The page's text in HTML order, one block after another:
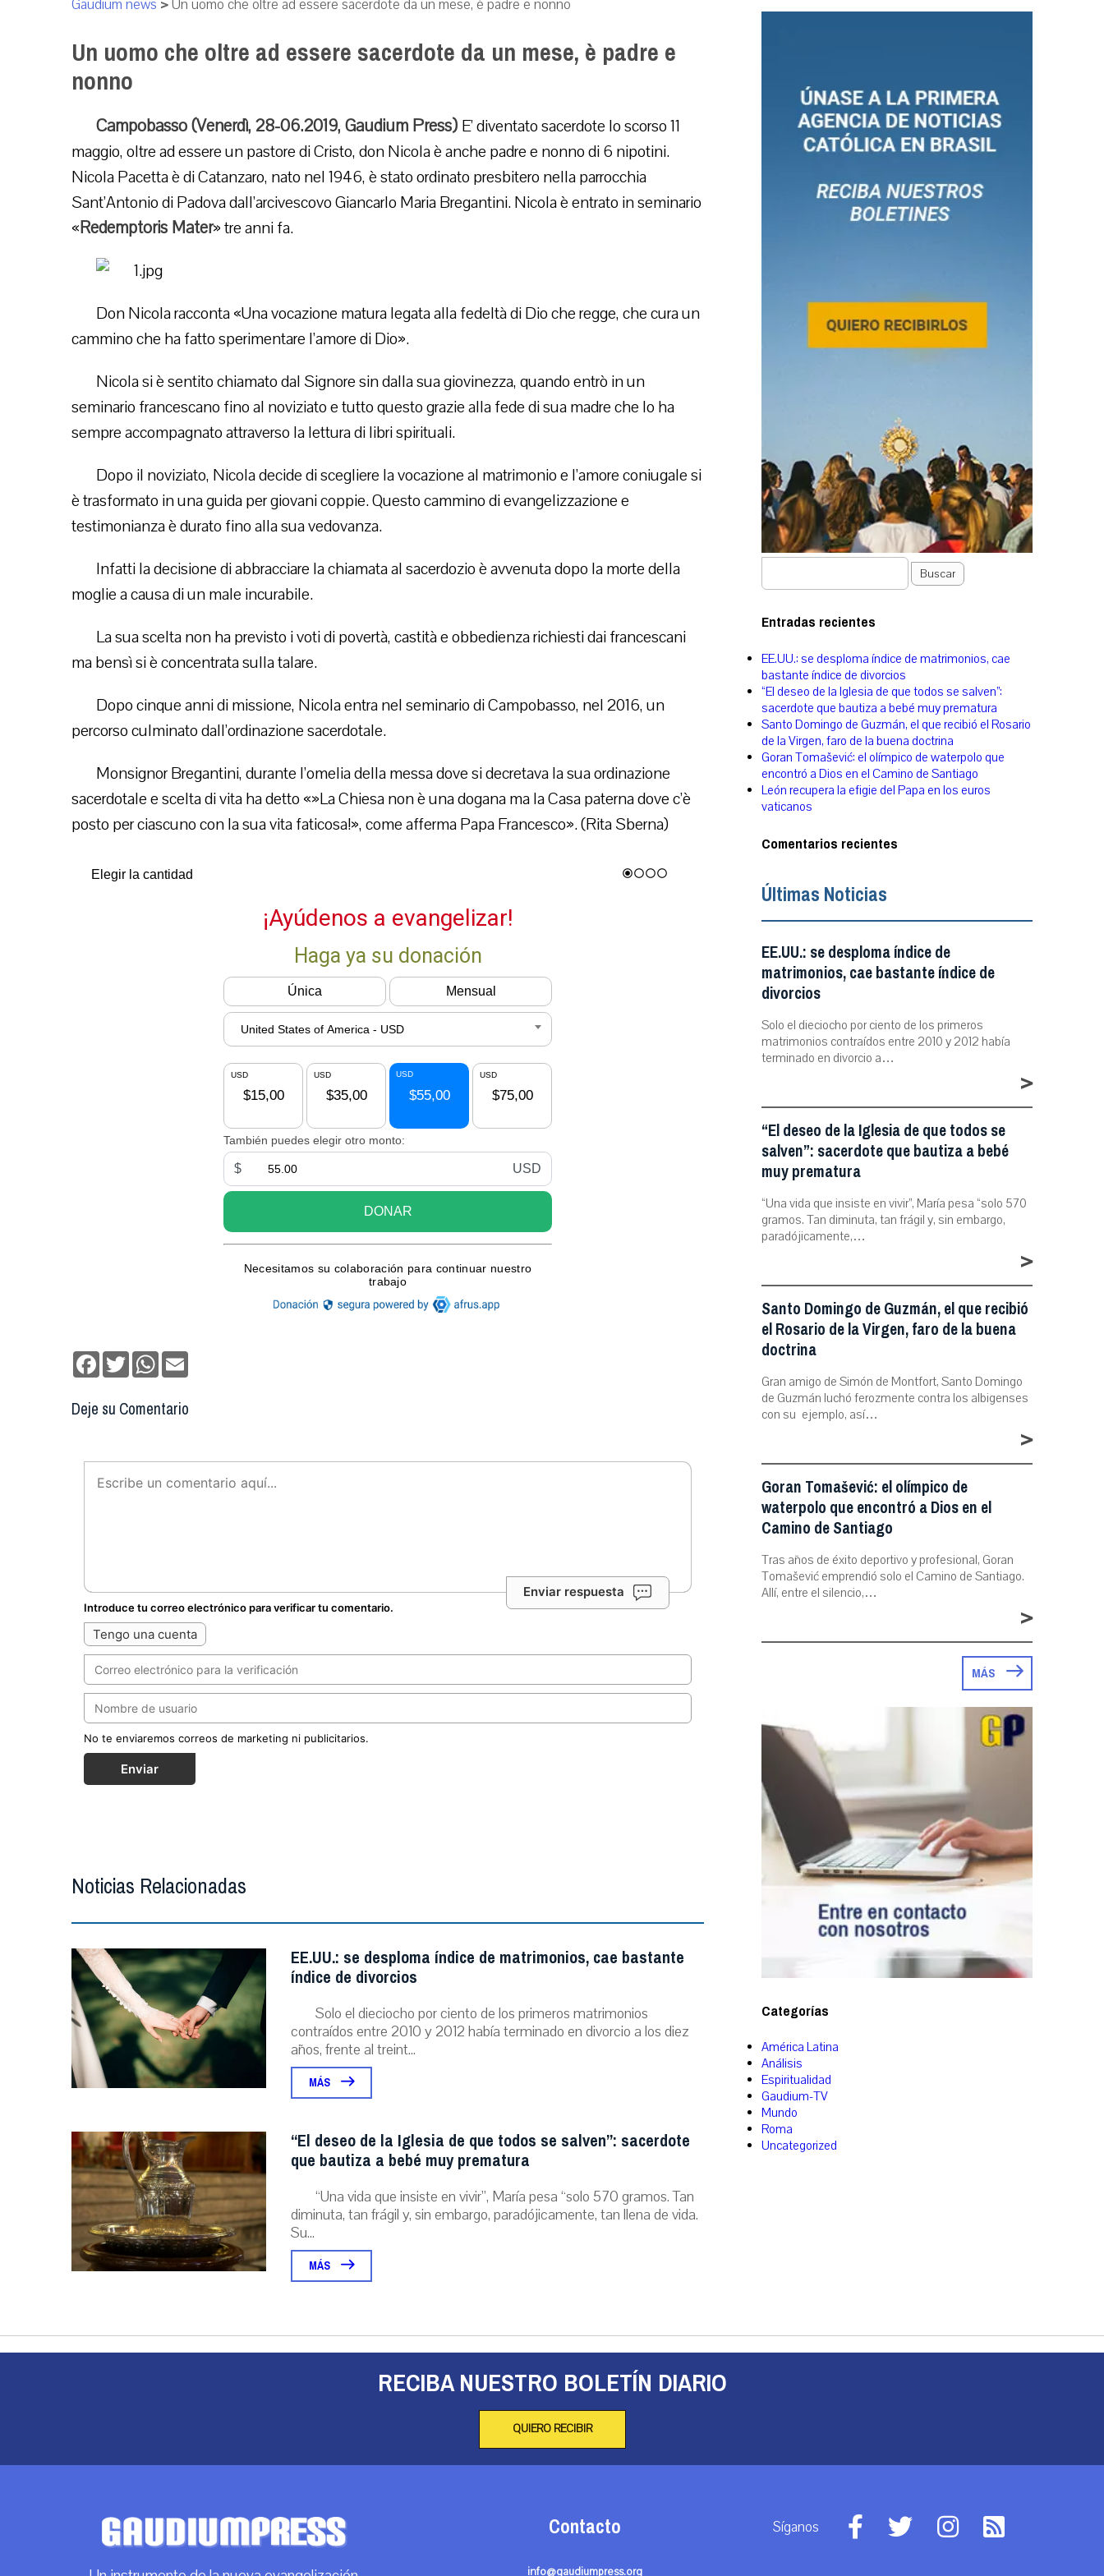
Gaudium news >Un uomo che oltre ad essere sacerdote da un mese, è padre e nonno
Un uomo che oltre ad essere sacerdote da un mese, è padre e
nonno
Campobasso (Venerdì, 28-06.2019, Gaudium Press) E’ diventato sacerdote lo scorso 11
maggio, oltre ad essere un pastore di Cristo, don Nicola è anche padre e nonno di 6 nipotini.
Nicola Pacetta è di Catanzaro, nato nel 1946, è stato ordinato presbitero nella parrocchia
Sant’Antonio di Padova dall’arcivescovo Giancarlo Maria Bregantini. Nicola è entrato in seminario
«Redemptoris Mater» tre anni fa.
Don Nicola racconta «Una vocazione matura legata alla fedeltà di Dio che regge, che cura un
cammino che ha fatto sperimentare l’amore di Dio».
Nicola si è sentito chiamato dal Signore sin dalla sua giovinezza, quando entrò in un
seminario francescano fino al noviziato e tutto questo grazie alla fede di sua madre che lo ha
sempre accompagnato attraverso la lettura di libri spirituali.
Dopo il noviziato, Nicola decide di scegliere la vocazione al matrimonio e l’amore coniugale si
è trasformato in una guida per giovani coppie. Questo cammino di evangelizzazione e
testimonianza è durato fino alla sua vedovanza.
Infatti la decisione di abbracciare la chiamata al sacerdozio è avvenuta dopo la morte della
moglie a causa di un male incurabile.
La sua scelta non ha previsto i voti di povertà, castità e obbedienza richiesti dai francescani
ma bensì si è concentrata sulla talare.
Dopo cinque anni di missione, Nicola entra nel seminario di Campobasso, nel 2016, un
percorso culminato dall’ordinazione sacerdotale.
Monsignor Bregantini, durante l’omelia della messa dove si decretava la sua ordinazione
sacerdotale e scelta di vita ha detto «»La Chiesa non è una dogana ma la Casa paterna dove c’è
posto per ciascuno con la sua vita faticosa!», come afferma Papa Francesco». (Rita Sberna)
Facebook
TwitterWhatsApp
Deje su Comentario
Enviar respuesta
Introduce tu correo electrónico para verificar tu comentario.
Tengo una cuenta
No te enviaremos correos de marketing ni publicitarios.
Enviar
Noticias Relacionadas
EE.UU.: se desploma índice de matrimonios, cae bastante
índice de divorcios
Solo el dieciocho por ciento de los primeros matrimonios
contraídos entre 2010 y 2012 había terminado en divorcio a los diez
años, frente al treint...
MÁS
“El deseo de la Iglesia de que todos se salven”: sacerdote
que bautiza a bebé muy prematura
“Una vida que insiste en vivir”, María pesa “solo 570 gramos. Tan
diminuta, tan frágil y, sin embargo, paradójicamente, tan llena de vida.
Su...
MÁS
Buscar
Entradas recientes
EE.UU.: se desploma índice de matrimonios, cae
bastante índice de divorcios
“El deseo de la Iglesia de que todos se salven”:
sacerdote que bautiza a bebé muy prematura
Santo Domingo de Guzmán, el que recibió el Rosario
de la Virgen, faro de la buena doctrina
Goran Tomašević: el olímpico de waterpolo que
encontró a Dios en el Camino de Santiago
León recupera la efigie del Papa en los euros
vaticanos
Comentarios recientes
Últimas Noticias
EE.UU.: se desploma índice de
matrimonios, cae bastante índice de
divorcios
Solo el dieciocho por ciento de los primeros
matrimonios contraídos entre 2010 y 2012 había
terminado en divorcio a…
>
“El deseo de la Iglesia de que todos se
salven”: sacerdote que bautiza a bebé
muy prematura
“Una vida que insiste en vivir”, María pesa “solo 570
gramos. Tan diminuta, tan frágil y, sin embargo,
paradójicamente,…
>
Santo Domingo de Guzmán, el que recibió
el Rosario de la Virgen, faro de la buena
doctrina
Gran amigo de Simón de Montfort, Santo Domingo
de Guzmán luchó ferozmente contra los albigenses
con su ejemplo, así…
>
Goran Tomašević: el olímpico de
waterpolo que encontró a Dios en el
Camino de Santiago
Tras años de éxito deportivo y profesional, Goran
Tomašević emprendió solo el Camino de Santiago.
Allí, entre el silencio,…
>
MÁS
Categorías
América Latina
Análisis
Espiritualidad
Gaudium-TV
Mundo
Roma
Uncategorized
RECIBA NUESTRO BOLETÍN DIARIO
QUIERO RECIBIR
Contacto
info@gaudiumpress.org
Síganos